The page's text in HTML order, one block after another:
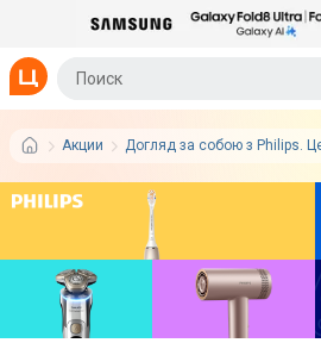
Акции Догляд за собою з Philips.